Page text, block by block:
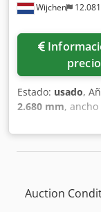
aprox. 2000 x
sin embalar
inspeccionó,
Wijchen
Información de
precio
Estado: usado,
2.680 mm,
Color: Gris Peso
Ajwl I E Ejcijha
Número de serie:
fabricación:
Auction